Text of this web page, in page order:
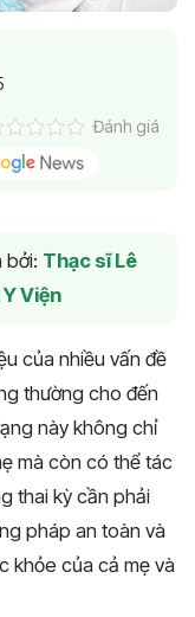
Đánh giá
bởi: Thạc sĩ Lê
Viện
của nhiều vấn đề
thường cho đến
này không chỉ
mà còn có thể tác
thai kỳ cần phải
pháp an toàn và
khỏe của cả mẹ và